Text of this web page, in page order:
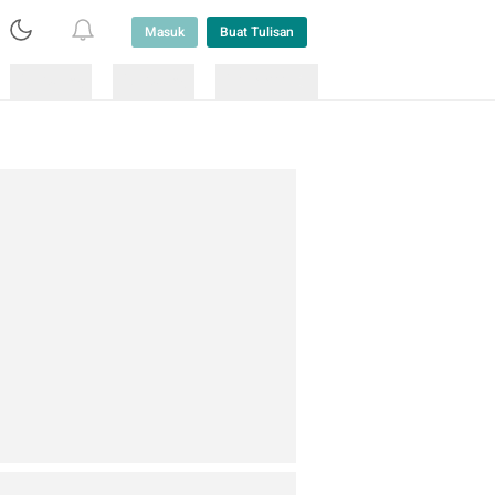
Masuk Buat Tulisan